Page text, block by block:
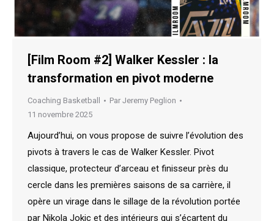
[Film Room #2] Walker Kessler : la
transformation en pivot moderne
Coaching Basketball Par Jeremy Peglion
11 novembre 2025
Aujourd’hui, on vous propose de suivre l’évolution des
pivots à travers le cas de Walker Kessler. Pivot
classique, protecteur d’arceau et finisseur près du
cercle dans les premières saisons de sa carrière, il
opère un virage dans le sillage de la révolution portée
par Nikola Jokic et des intérieurs qui s’écartent du